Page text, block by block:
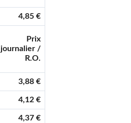
4,85 €
Prix
journalier /
R.O.
3,88 €
4,12 €
4,37 €